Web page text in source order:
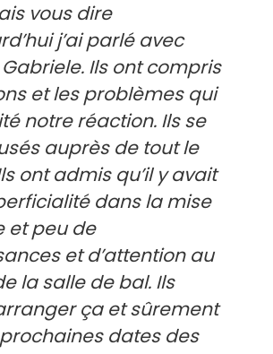
vous dire
j’ai parlé avec
Ils ont compris
et les problèmes qui
notre réaction. Ils se
auprès de tout le
ont admis qu’il y avait
dans la mise
et peu de
et d’attention au
la salle de bal. Ils
ça et sûrement
dates des